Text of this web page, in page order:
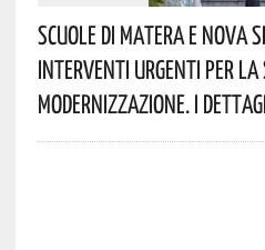
Scuole Di Matera E
Interventi Urgenti Per La
Modernizzazione. I